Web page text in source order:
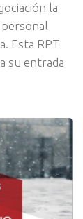
la
Esta RPT
su entrada